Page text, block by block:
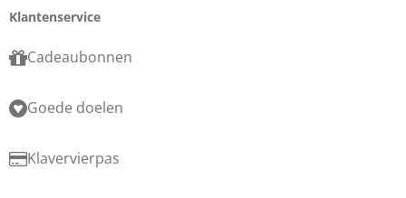
Klantenservice
Cadeaubonnen
Goede doelen
Klavervierpas